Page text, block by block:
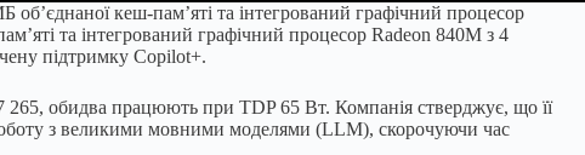
кеш-пам’яті та інтегрований графічний процесор
та інтегрований графічний процесор Radeon 840M з 4
підтримку Copilot+.
265, обидва працюють при TDP 65 Вт. Компанія стверджує, що її
з великими мовними моделями (LLM), скорочуючи час